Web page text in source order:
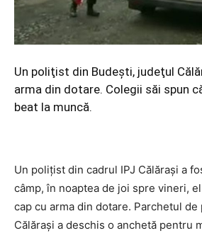
Un poliţist din Budeşti, judeţul
arma din dotare. Colegii săi spun
beat la muncă.
Un poliţist din cadrul IPJ Călăraşi a
câmp, în noaptea de joi spre vineri,
cap cu arma din dotare. Parchetul de
Călăraşi a deschis o anchetă pentru